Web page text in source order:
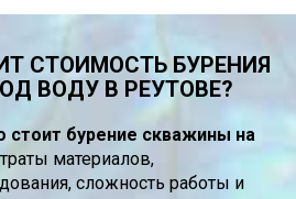
СТОИМОСТЬ БУРЕНИЯ
ВОДУ В РЕУТОВЕ?
стоит бурение скважины на
материалов,
сложность работы и